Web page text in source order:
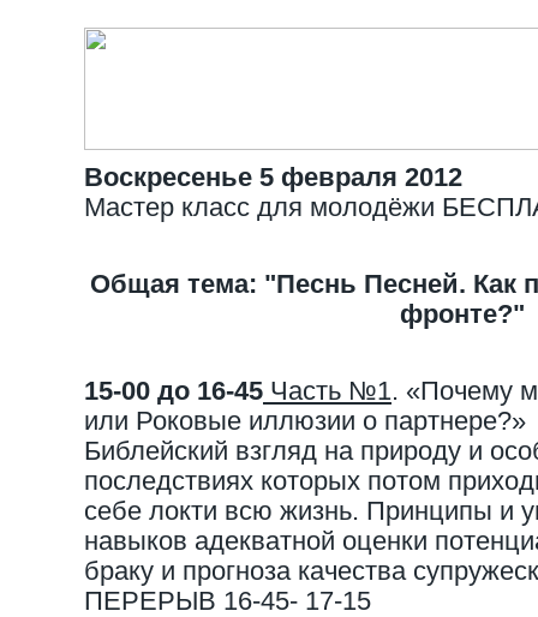
Воскресенье 5 февраля 2012
Мастер класс для молодёжи
Общая тема: "Песнь Песней. Как
фронте?"
15-00 до 16-45 Часть №1. «Почему
или Роковые иллюзии о партнере?»
Библейский взгляд на природу и
последствиях которых потом
себе локти всю жизнь. Принципы и
навыков адекватной оценки
браку и прогноза качества
ПЕРЕРЫВ 16-45- 17-15